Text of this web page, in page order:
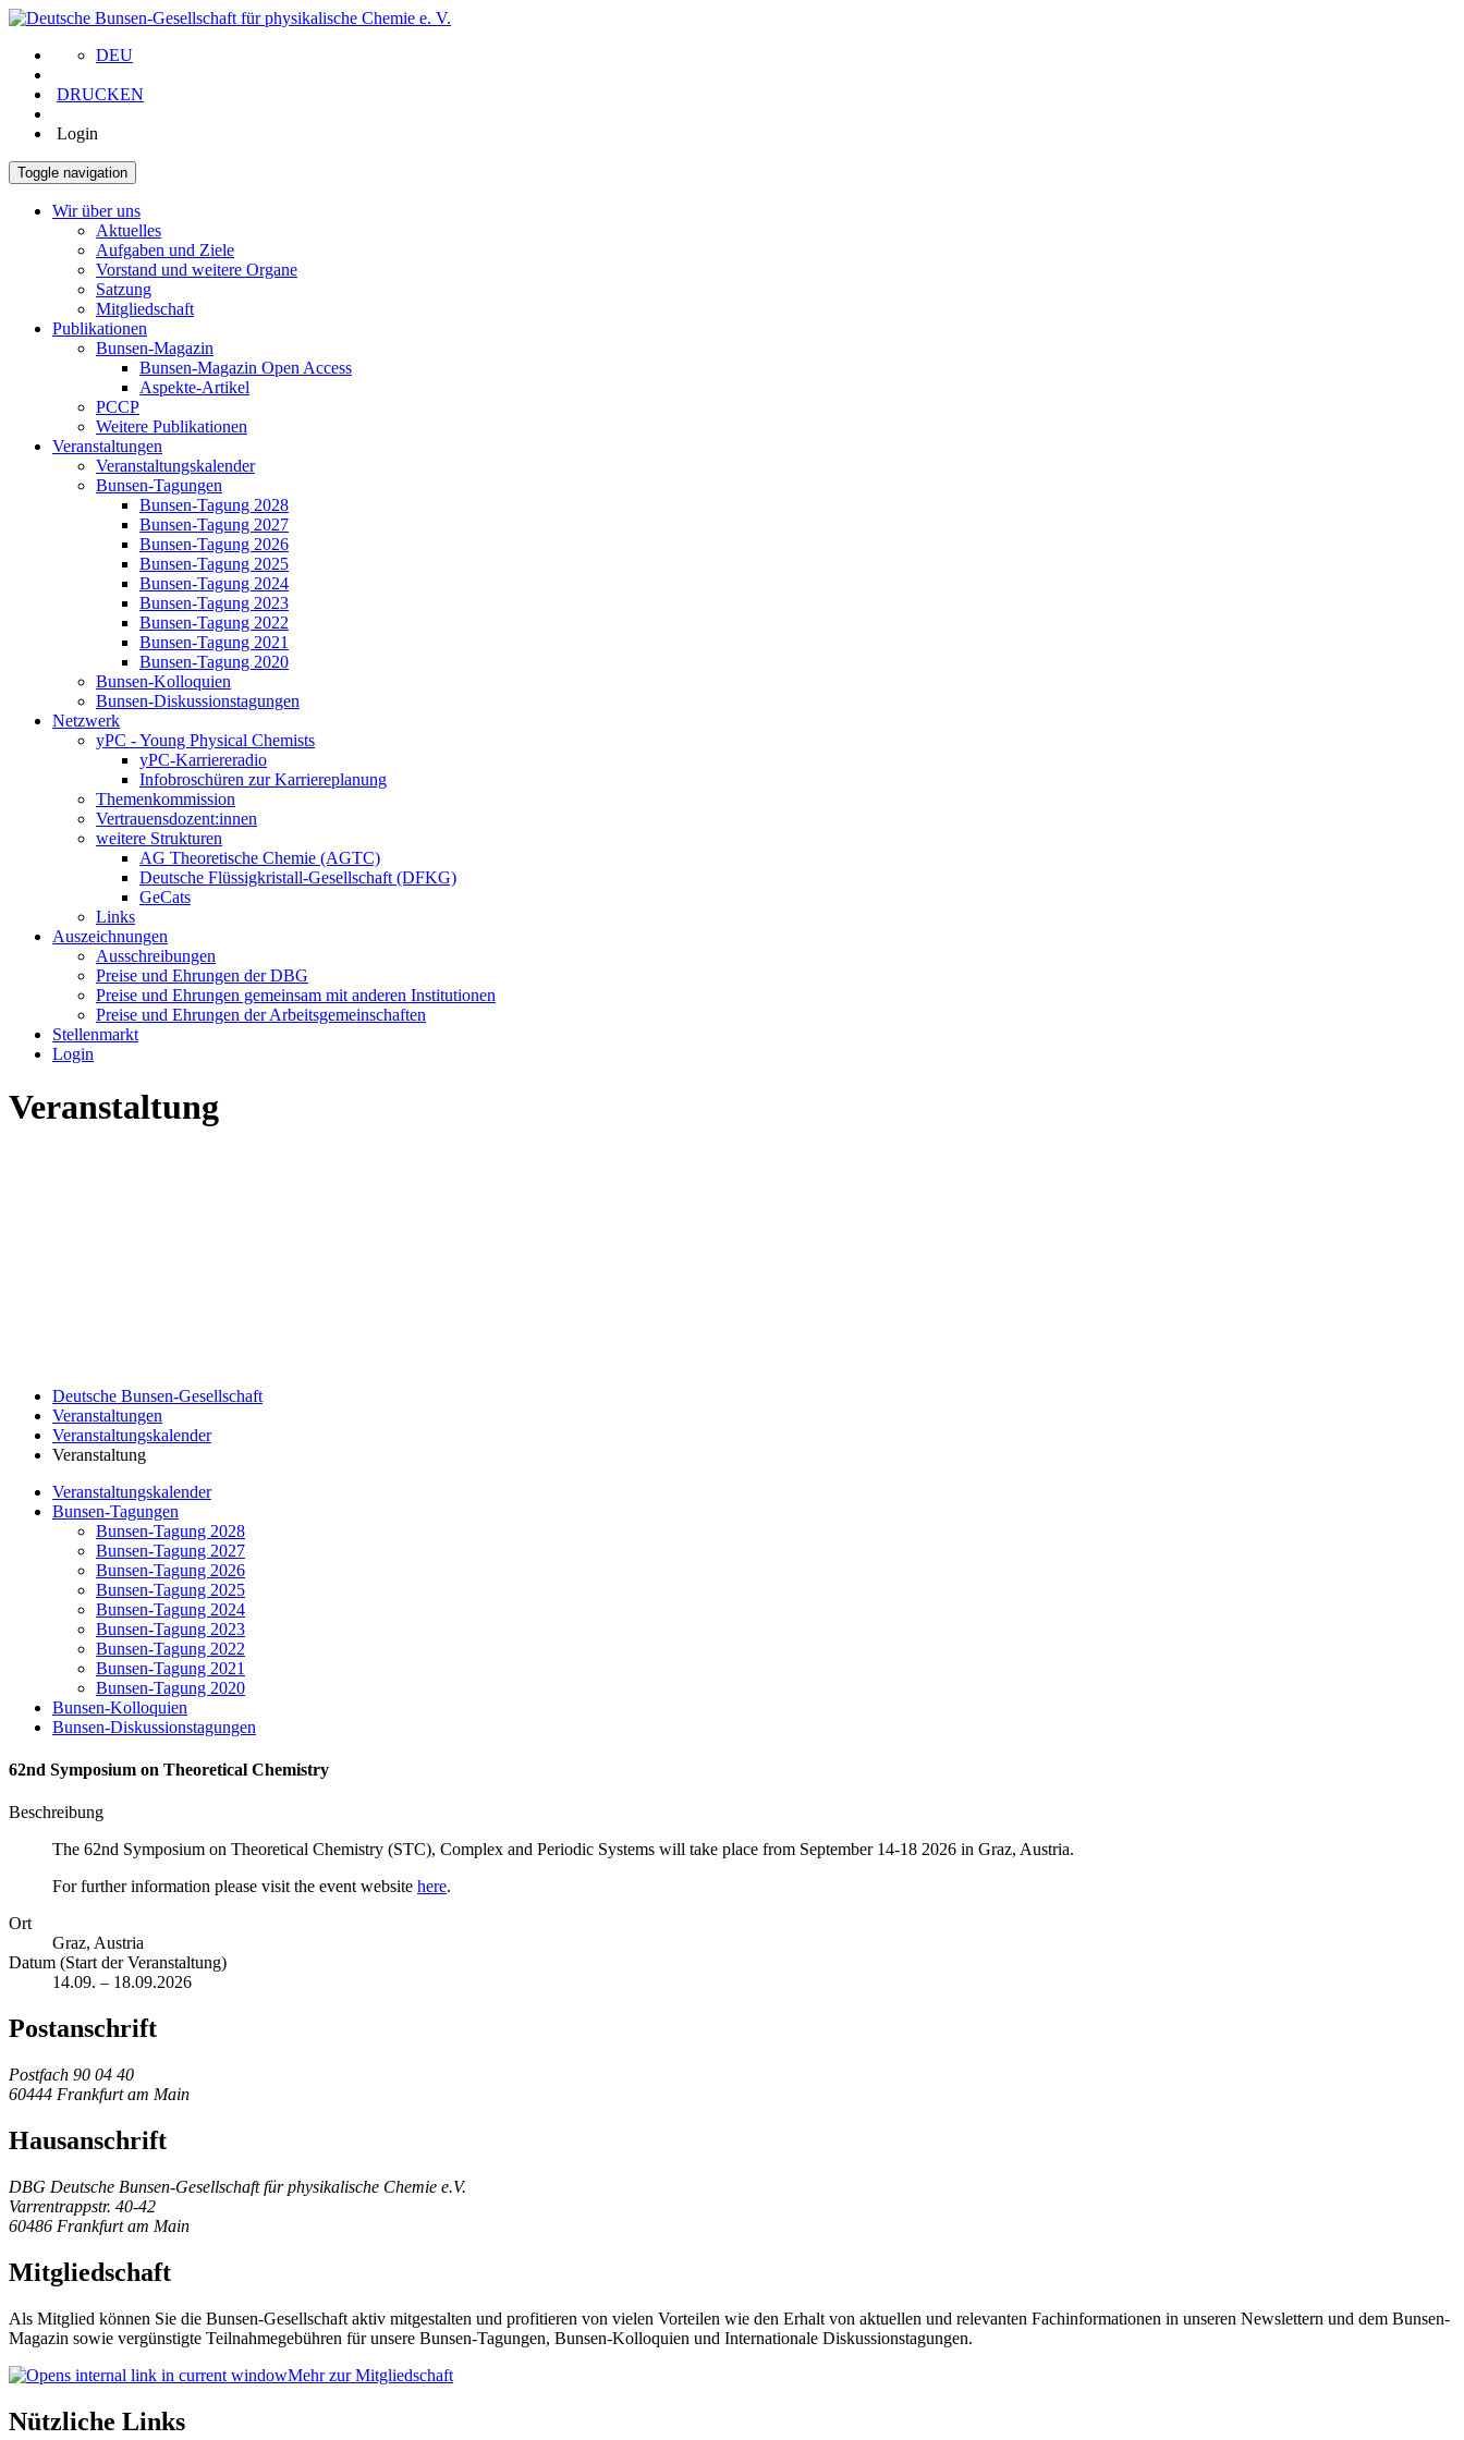
DEU
DRUCKEN
Login
Toggle navigation
Wir über uns
Aktuelles
Aufgaben und Ziele
Vorstand und weitere Organe
Satzung
Mitgliedschaft
Publikationen
Bunsen-Magazin
Bunsen-Magazin Open Access
Aspekte-Artikel
PCCP
Weitere Publikationen
Veranstaltungen
Veranstaltungskalender
Bunsen-Tagungen
Bunsen-Tagung 2028
Bunsen-Tagung 2027
Bunsen-Tagung 2026
Bunsen-Tagung 2025
Bunsen-Tagung 2024
Bunsen-Tagung 2023
Bunsen-Tagung 2022
Bunsen-Tagung 2021
Bunsen-Tagung 2020
Bunsen-Kolloquien
Bunsen-Diskussionstagungen
Netzwerk
yPC - Young Physical Chemists
yPC-Karriereradio
Infobroschüren zur Karriereplanung
Themenkommission
Vertrauensdozent:innen
weitere Strukturen
AG Theoretische Chemie (AGTC)
Deutsche Flüssigkristall-Gesellschaft (DFKG)
GeCats
Links
Auszeichnungen
Ausschreibungen
Preise und Ehrungen der DBG
Preise und Ehrungen gemeinsam mit anderen Institutionen
Preise und Ehrungen der Arbeitsgemeinschaften
Stellenmarkt
Login
Veranstaltung
Deutsche Bunsen-Gesellschaft
Veranstaltungen
Veranstaltungskalender
Veranstaltung
Veranstaltungskalender
Bunsen-Tagungen
Bunsen-Tagung 2028
Bunsen-Tagung 2027
Bunsen-Tagung 2026
Bunsen-Tagung 2025
Bunsen-Tagung 2024
Bunsen-Tagung 2023
Bunsen-Tagung 2022
Bunsen-Tagung 2021
Bunsen-Tagung 2020
Bunsen-Kolloquien
Bunsen-Diskussionstagungen
62nd Symposium on Theoretical Chemistry
Beschreibung
The 62nd Symposium on Theoretical Chemistry (STC), Complex and Periodic Systems will take place from September 14-18 2026 in Graz, Austria.
For further information please visit the event website here.
Ort
Graz, Austria
Datum (Start der Veranstaltung)
14.09. – 18.09.2026
Postanschrift
Postfach 90 04 40
60444 Frankfurt am Main
Hausanschrift
DBG Deutsche Bunsen-Gesellschaft für physikalische Chemie e.V.
Varrentrappstr. 40-42
60486 Frankfurt am Main
Mitgliedschaft
Als Mitglied können Sie die Bunsen-Gesellschaft aktiv mitgestalten und profitieren von vielen Vorteilen wie den Erhalt von aktuellen und relevanten Fachinformationen in unseren Newslettern und dem Bunsen-
Magazin sowie vergünstigte Teilnahmegebühren für unsere Bunsen-Tagungen, Bunsen-Kolloquien und Internationale Diskussionstagungen.
Mehr zur Mitgliedschaft
Nützliche Links